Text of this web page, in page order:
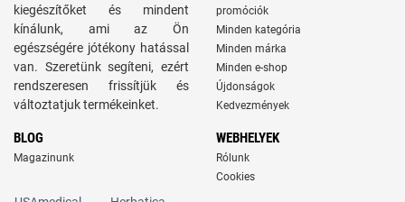
kiegészítőket és mindent
kínálunk, ami az Ön
egészségére jótékony hatással
van. Szeretünk segíteni, ezért
rendszeresen frissítjük és
változtatjuk termékeinket.
promóciók
Minden kategória
Minden márka
Minden e-shop
Újdonságok
Kedvezmények
BLOG
Magazinunk
WEBHELYEK
Rólunk
Cookies